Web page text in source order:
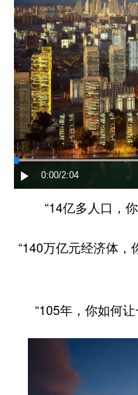
0:00/2:04
“14亿多人口，
“140万亿元经济体
“105年，你如何